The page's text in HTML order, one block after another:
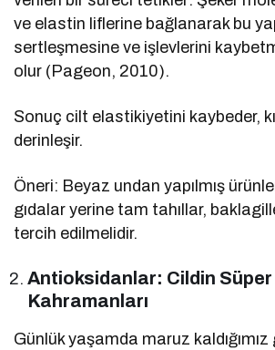
ve elastin liflerine bağlanarak bu
sertleşmesine ve işlevlerini
olur (Pageon, 2010).
Sonuç cilt elastikiyetini kaybeder,
derinleşir.
Öneri: Beyaz undan yapılmış
gıdalar yerine tam tahıllar,
tercih edilmelidir.
Antioksidanlar: Cildin Süper
Kahramanları
Günlük yaşamda maruz kaldığımız